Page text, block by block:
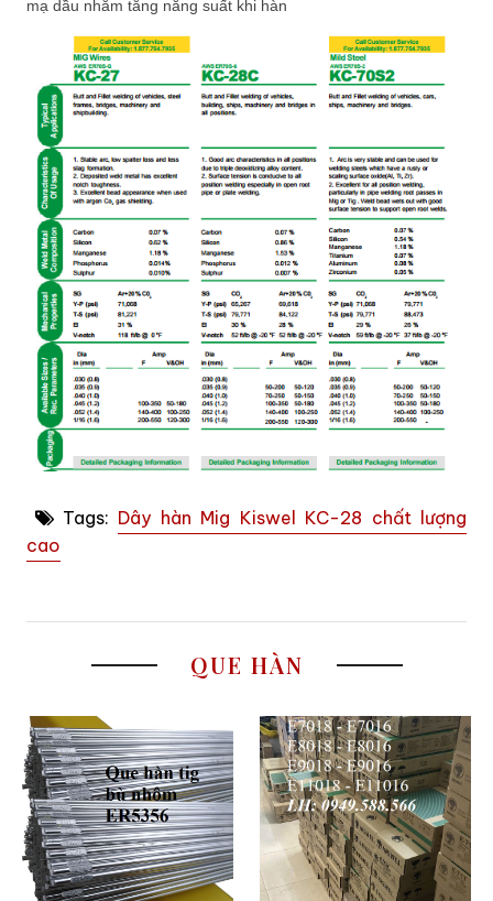
mạ dầu nhằm tăng năng suất khi hàn
Tags: Dây hàn Mig Kiswel KC-28 chất lượng
cao
QUE HÀN